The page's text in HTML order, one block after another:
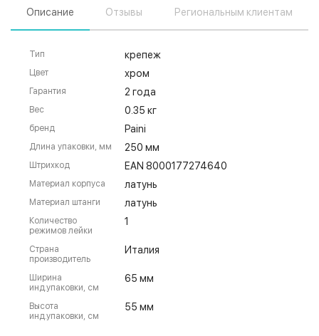
Описание Отзывы Региональным клиентам
Тип крепеж
Цвет хром
Гарантия 2 года
Вес 0.35 кг
бренд Paini
Длина упаковки, мм 250 мм
Штрихкод EAN 8000177274640
Материал корпуса латунь
Материал штанги латунь
Количество
режимов лейки
1
Страна
производитель
Италия
Ширина
инд.упаковки, см
65 мм
Высота
инд.упаковки, см
55 мм